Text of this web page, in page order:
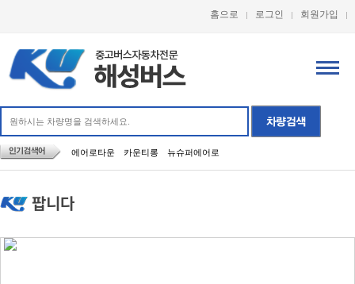
홈으로 로그인 회원가입
에어로타운 카운티롱 뉴슈퍼에어로
팝니다